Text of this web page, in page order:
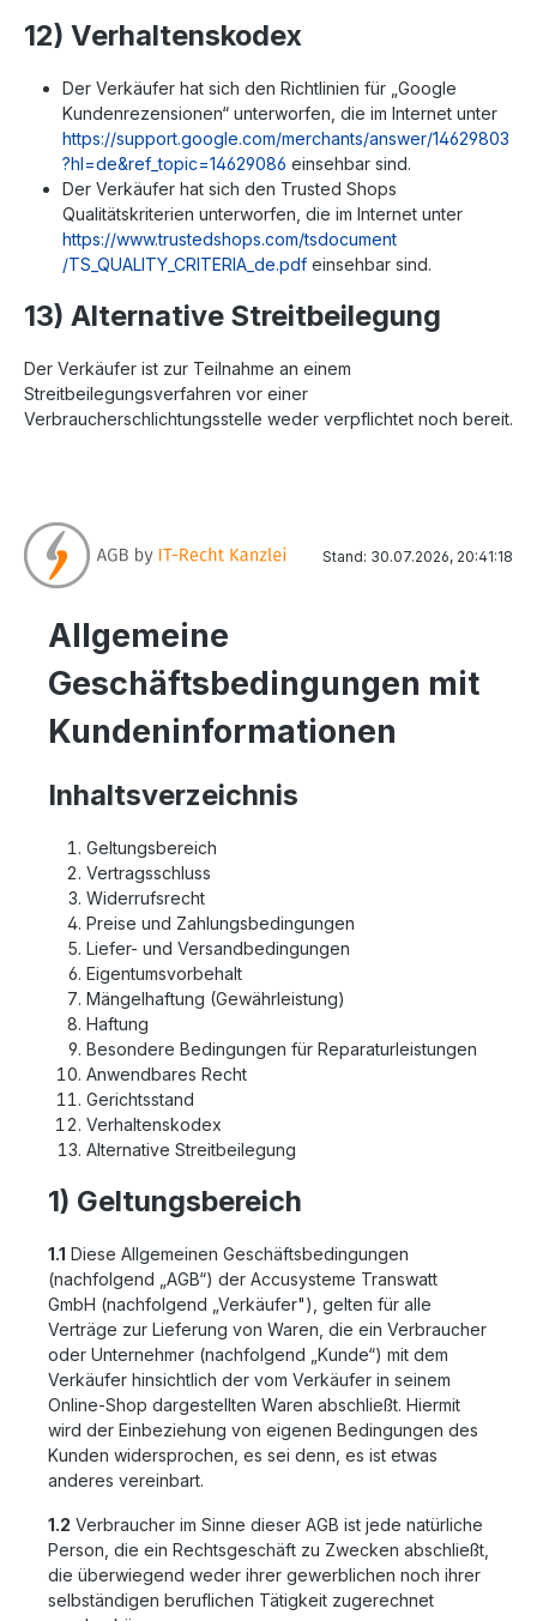
12) Verhaltenskodex
Der Verkäufer hat sich den Richtlinien für „Google
Kundenrezensionen“ unterworfen, die im Internet unter
https://support.google.com/merchants/answer/14629803
?hl=de&ref_topic=14629086 einsehbar sind.
Der Verkäufer hat sich den Trusted Shops
Qualitätskriterien unterworfen, die im Internet unter
https://www.trustedshops.com/tsdocument
/TS_QUALITY_CRITERIA_de.pdf einsehbar sind.
13) Alternative Streitbeilegung
Der Verkäufer ist zur Teilnahme an einem
Streitbeilegungsverfahren vor einer
Verbraucherschlichtungsstelle weder verpflichtet noch bereit.
Stand: 30.07.2026, 20:41:18
Allgemeine
Geschäftsbedingungen mit
Kundeninformationen
Inhaltsverzeichnis
Geltungsbereich
Vertragsschluss
Widerrufsrecht
Preise und Zahlungsbedingungen
Liefer- und Versandbedingungen
Eigentumsvorbehalt
Mängelhaftung (Gewährleistung)
Haftung
Besondere Bedingungen für Reparaturleistungen
Anwendbares Recht
Gerichtsstand
Verhaltenskodex
Alternative Streitbeilegung
1) Geltungsbereich
1.1 Diese Allgemeinen Geschäftsbedingungen
(nachfolgend „AGB“) der Accusysteme Transwatt
GmbH (nachfolgend „Verkäufer"), gelten für alle
Verträge zur Lieferung von Waren, die ein Verbraucher
oder Unternehmer (nachfolgend „Kunde“) mit dem
Verkäufer hinsichtlich der vom Verkäufer in seinem
Online-Shop dargestellten Waren abschließt. Hiermit
wird der Einbeziehung von eigenen Bedingungen des
Kunden widersprochen, es sei denn, es ist etwas
anderes vereinbart.
1.2 Verbraucher im Sinne dieser AGB ist jede natürliche
Person, die ein Rechtsgeschäft zu Zwecken abschließt,
die überwiegend weder ihrer gewerblichen noch ihrer
selbständigen beruflichen Tätigkeit zugerechnet